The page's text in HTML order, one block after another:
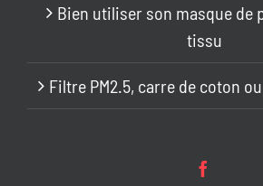
Bien utiliser son masque de
tissu
Filtre PM2.5, carre de coton